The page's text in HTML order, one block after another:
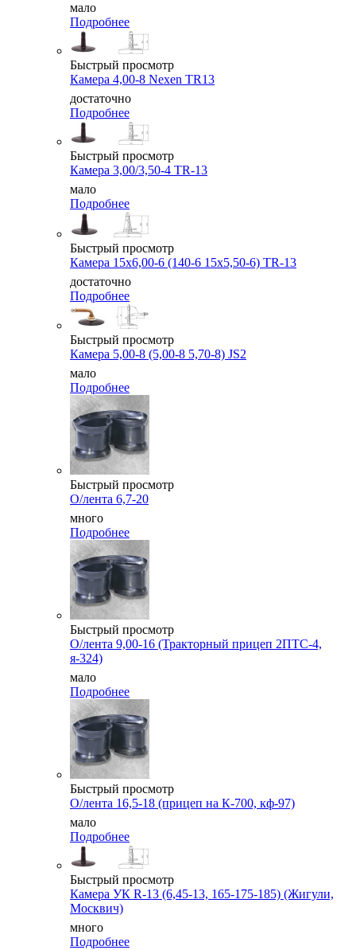
мало
Подробнее
Быстрый просмотр
Камера 4,00-8 Nexen TR13
достаточно
Подробнее
Быстрый просмотр
Камера 3,00/3,50-4 TR-13
мало
Подробнее
Быстрый просмотр
Камера 15x6,00-6 (140-6 15x5,50-6) TR-13
достаточно
Подробнее
Быстрый просмотр
Камера 5,00-8 (5,00-8 5,70-8) JS2
мало
Подробнее
Быстрый просмотр
О/лента 6,7-20
много
Подробнее
Быстрый просмотр
О/лента 9,00-16 (Тракторный прицеп 2ПТС-4,
я-324)
мало
Подробнее
Быстрый просмотр
О/лента 16,5-18 (прицеп на К-700, кф-97)
мало
Подробнее
Быстрый просмотр
Камера УК R-13 (6,45-13, 165-175-185) (Жигули,
Москвич)
много
Подробнее